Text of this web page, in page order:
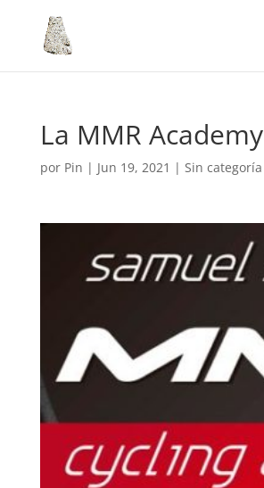
La MMR Academy
por Pin | Jun 19, 2021 | Sin categoría